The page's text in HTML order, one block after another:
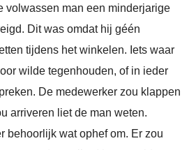
volwassen man een minderjarige
Dit was omdat hij géén
tijdens het winkelen. Iets waar
wilde tegenhouden, of in ieder
De medewerker zou klappen
arriveren liet de man weten.
behoorlijk wat ophef om. Er zou